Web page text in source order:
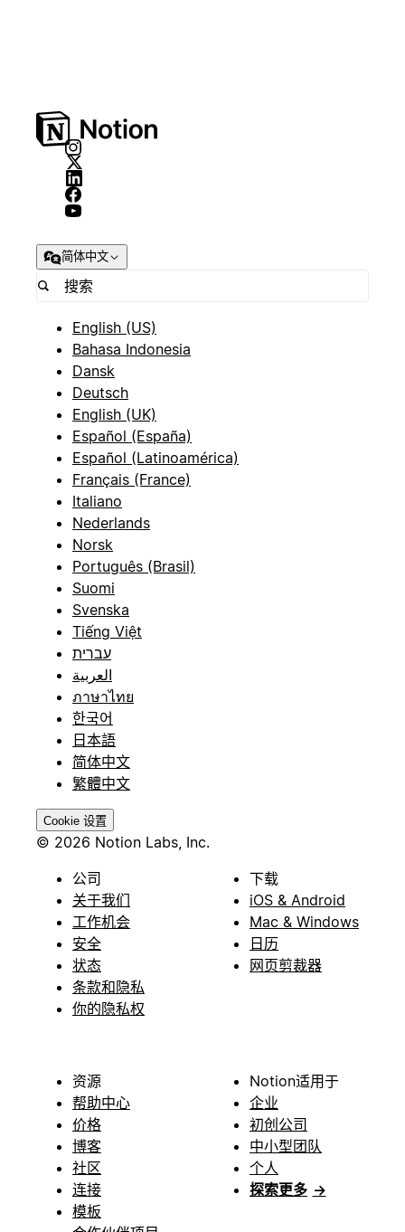
简体中文
English (US)
Bahasa Indonesia
Dansk
Deutsch
English (UK)
Español (España)
Español (Latinoamérica)
Français (France)
Italiano
Nederlands
Norsk
Português (Brasil)
Suomi
Svenska
Tiếng Việt
עברית
العربية
ภาษาไทย
한국어
日本語
简体中文
繁體中文
Cookie 设置
© 2026 Notion Labs, Inc.
公司
关于我们
工作机会
安全
状态
条款和隐私
你的隐私权
下载
iOS & Android
Mac & Windows
日历
网页剪裁器
资源
帮助中心
价格
博客
社区
连接
模板
Notion适用于
企业
初创公司
中小型团队
个人
探索更多 →